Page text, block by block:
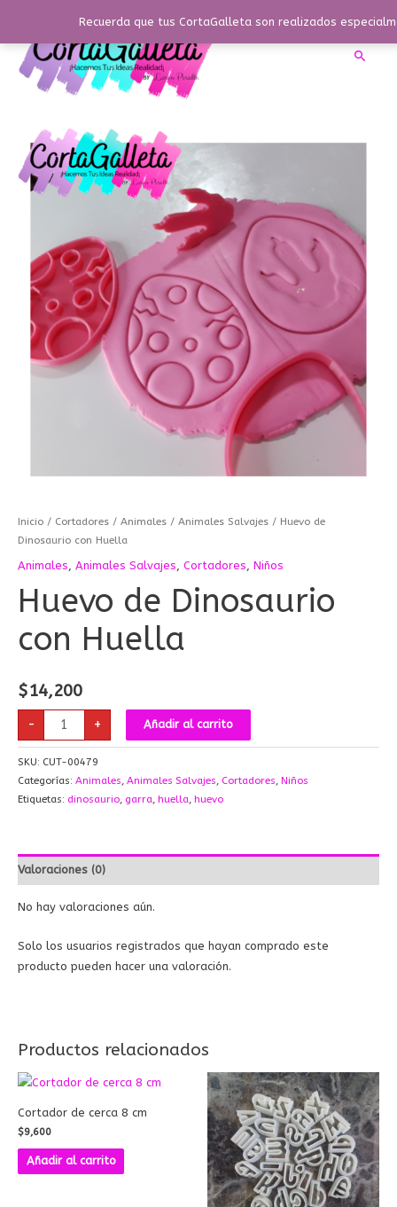
Recuerda que tus CortaGalleta son realizados
contenido
Inicio / Cortadores / Animales / Animales Salvajes / Huevo de
Dinosaurio con Huella
Animales Animales Salvajes Cortadores Niños
Huevo de Dinosaurio
con Huella
$14,200
-
Huevo
de
Dinosaurio
con
Huella
cantidad
+ Añadir al carrito
SKU: CUT-00479
Categorías: Animales Animales Salvajes Cortadores Niños
Etiquetas: dinosaurio garra huella huevo
Valoraciones (0)
No hay valoraciones aún.
Solo los usuarios registrados que hayan comprado este
producto pueden hacer una valoración.
Productos relacionados
Cortador de cerca 8 cm
$9,600
Añadir al carrito